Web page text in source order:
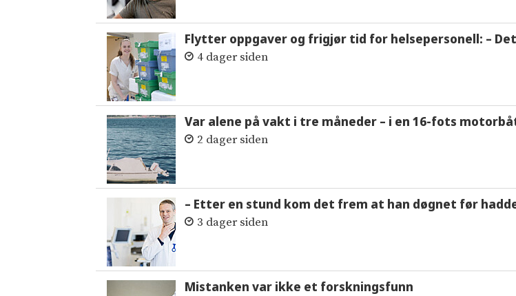
Flytter oppgaver og frigjør tid for helsepersonell: –
4 dager siden
Var alene på vakt i tre måneder – i en 16-fots
2 dager siden
– Etter en stund kom det frem at han døgnet før
3 dager siden
Mistanken var ikke et forskningsfunn